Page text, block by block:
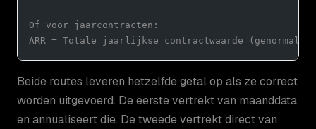
Of voor jaarcontracten:
ARR = Totale jaarlijkse contractwaarde
Beide routes leveren hetzelfde getal op als ze correct
worden uitgevoerd. De eerste vertrekt van maanddata
en annualiseert die. De tweede vertrekt direct van